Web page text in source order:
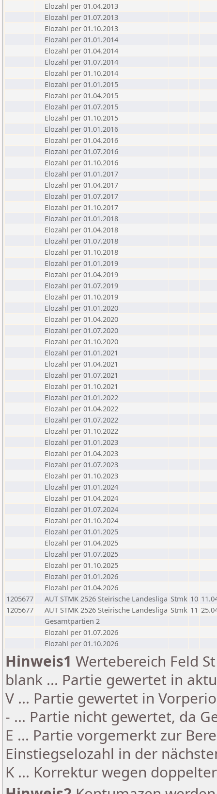
Elozahl per 01.04.2013
Elozahl per 01.07.2013
Elozahl per 01.10.2013
Elozahl per 01.01.2014
Elozahl per 01.04.2014
Elozahl per 01.07.2014
Elozahl per 01.10.2014
Elozahl per 01.01.2015
Elozahl per 01.04.2015
Elozahl per 01.07.2015
Elozahl per 01.10.2015
Elozahl per 01.01.2016
Elozahl per 01.04.2016
Elozahl per 01.07.2016
Elozahl per 01.10.2016
Elozahl per 01.01.2017
Elozahl per 01.04.2017
Elozahl per 01.07.2017
Elozahl per 01.10.2017
Elozahl per 01.01.2018
Elozahl per 01.04.2018
Elozahl per 01.07.2018
Elozahl per 01.10.2018
Elozahl per 01.01.2019
Elozahl per 01.04.2019
Elozahl per 01.07.2019
Elozahl per 01.10.2019
Elozahl per 01.01.2020
Elozahl per 01.04.2020
Elozahl per 01.07.2020
Elozahl per 01.10.2020
Elozahl per 01.01.2021
Elozahl per 01.04.2021
Elozahl per 01.07.2021
Elozahl per 01.10.2021
Elozahl per 01.01.2022
Elozahl per 01.04.2022
Elozahl per 01.07.2022
Elozahl per 01.10.2022
Elozahl per 01.01.2023
Elozahl per 01.04.2023
Elozahl per 01.07.2023
Elozahl per 01.10.2023
Elozahl per 01.01.2024
Elozahl per 01.04.2024
Elozahl per 01.07.2024
Elozahl per 01.10.2024
Elozahl per 01.01.2025
Elozahl per 01.04.2025
Elozahl per 01.07.2025
Elozahl per 01.10.2025
Elozahl per 01.01.2026
Elozahl per 01.04.2026
1205677
AUT STMK 2526 Steirische Landesliga Stmk 10
1205677
AUT STMK 2526 Steirische Landesliga Stmk 11
Gesamtpartien 2
Elozahl per 01.07.2026
Elozahl per 01.10.2026
Hinweis1 Wertebereich Feld
blank ... Partie gewertet in
V ... Partie gewertet in
- ... Partie nicht gewertet, da
E ... Partie vorgemerkt zur
Einstiegselozahl in der
K ... Korrektur wegen